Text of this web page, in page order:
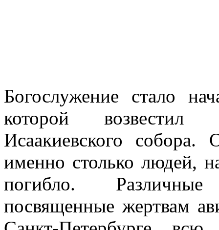
Богослужение стало
которой возвестил
Исаакиевского
именно столько людей,
погибло.
посвященные жертвам